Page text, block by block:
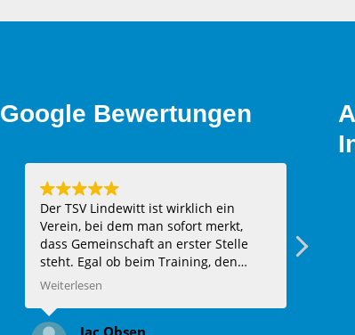
Google Bewertungen
Der TSV Lindewitt ist wirklich ein
Verein, bei dem man sofort merkt,
dass Gemeinschaft an erster Stelle
steht. Egal ob beim Training, den
Spielen oder bei
herzlich aufgenommen und fühlt sich
Weiterlesen
Jac Obsen
Hier